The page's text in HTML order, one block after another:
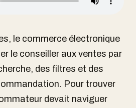
le commerce électronique
le conseiller aux ventes par
des filtres et des
Pour trouver
devait naviguer